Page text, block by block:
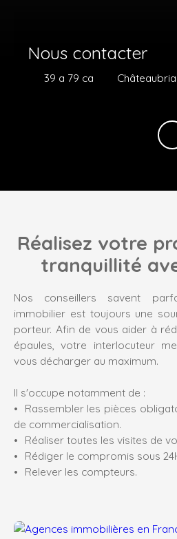
Nous contacter
39 a 79 ca
Réalisez votre
tranquillité
Nos conseillers savent
immobilier est toujours une
porteur. Afin de vous aider à
épaules, votre interlocuteur
vous décharger au maximum.
Il s'occupe notamment de :
Rassembler les pièces
de commercialisation.
Réaliser toutes les visites de
Rédiger le compromis sous
Relever les compteurs.